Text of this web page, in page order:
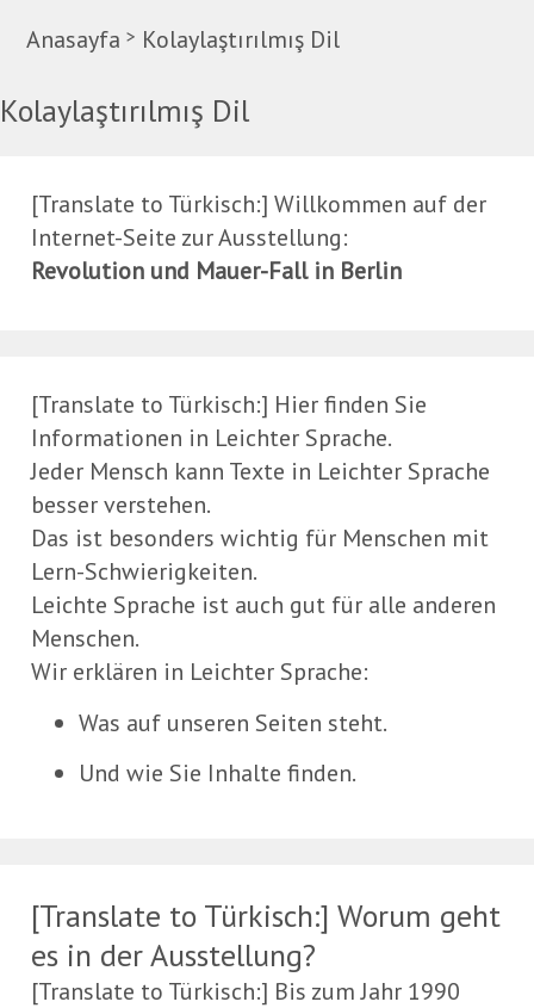
Anasayfa > Kolaylaştırılmış Dil
Kolaylaştırılmış Dil
[Translate to Türkisch:] Willkommen auf der
Internet-Seite zur Ausstellung:
Revolution und Mauer-Fall in Berlin
[Translate to Türkisch:] Hier finden Sie
Informationen in Leichter Sprache.
Jeder Mensch kann Texte in Leichter Sprache
besser verstehen.
Das ist besonders wichtig für Menschen mit
Lern-Schwierigkeiten.
Leichte Sprache ist auch gut für alle anderen
Menschen.
Wir erklären in Leichter Sprache:
Was auf unseren Seiten steht.
Und wie Sie Inhalte finden.
[Translate to Türkisch:] Worum geht
es in der Ausstellung?
[Translate to Türkisch:] Bis zum Jahr 1990